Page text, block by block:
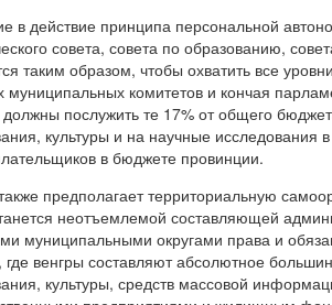
в действие принципа персональной
совета, совета по образованию,
таким образом, чтобы охватить все
муниципальных комитетов и кончая
должны послужить те 17% от общего
культуры и на научные исследования
в бюджете провинции.
предполагает территориальную
неотъемлемой составляющей
муниципальными округами права и
венгры составляют абсолютное
культуры, средств массовой